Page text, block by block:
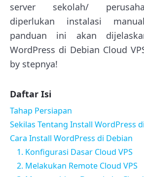
server sekolah/
diperlukan instalasi
panduan ini akan
WordPress di Debian Cloud
by stepnya!
Daftar Isi
Tahap Persiapan
Sekilas Tentang Install WordPress
Cara Install WordPress di Debian
1. Konfigurasi Dasar Cloud VPS
2. Melakukan Remote Cloud VPS